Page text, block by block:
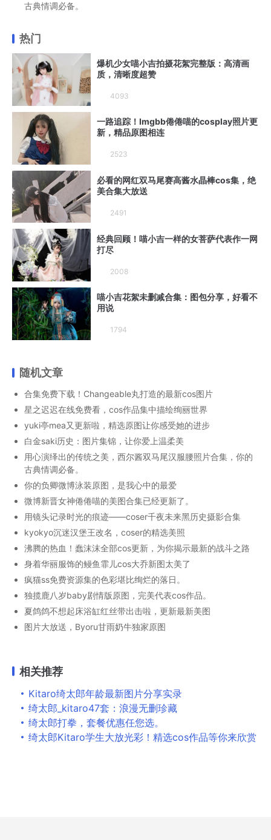
古典情调必备。
热门
爆机少女喵小吉拍摄花絮完整版：高清画
质，清晰度超赞
4093
一路追踪！Imgbb倦倦喵的cosplay照片更
新，精品原图相连
2523
必看的网红双马尾赛高酱水晶棒cos集，绝
美合集大放送
2491
经典回顾！喵小吉一样的女菩萨代表作一网
打尽
2008
喵小吉花絮未删减合集：图包分享，好看不
用说
1794
随机文章
合集免费下载！Changeable丸打造的最新cos图片
星之迟迟在线免费看，cos作品集中描绘绚丽世界
yuki亭mea又更新啦，精选原图让你感受她的进步
白金saki历史：图片集锦，让你爱上温柔美
用心演绎出的传统之美，西尔酱双马尾汉服腰照片合集，你的
古典情调必备。
你的负卿微博泳装原图，是我心中的最爱
微博新晋女神倦倦喵的美图合集已经更新了。
用镜头记录时光的痕迹——coser千夜未来黑历史摄影合集
kyokyo沉迷汉堡王改名，coser的精选美照
沸腾的热血！蠢沫沫全部cos更新，为你揭示最新的战斗之路
身着华丽服饰的鳗鱼霏儿cos大乔新图太美了
疯猫ss免费资源集的色彩堪比绚烂的落日。
独揽鹿八岁baby剧情版原图，完美代表cos作品。
夏鸽鸽不想起床浴缸红丝带出击啦，更新最新美图
图片大放送，Byoru甘雨奶牛独家原图
相关推荐
Kitaro绮太郎年龄最新图片分享实录
绮太郎_kitaro47套：浪漫无删珍藏
绮太郎打拳，套餐优惠任您选。
绮太郎Kitaro学生大放光彩！精选cos作品等你来欣赏